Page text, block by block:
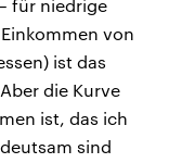
für niedrige
von
ist das
die Kurve
ist, das ich
sind